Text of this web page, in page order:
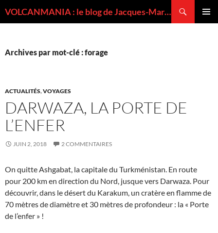
VOLCANMANIA : le blog de Jacques-Marie BARDINTZEFF, volcanologue
Archives par mot-clé : forage
ACTUALITÉS,VOYAGES
DARWAZA, LA PORTE DE
L’ENFER
JUIN 2, 2018 2 COMMENTAIRES
On quitte Ashgabat, la capitale du Turkménistan. En route
pour 200 km en direction du Nord, jusque vers Darwaza. Pour
découvrir, dans le désert du Karakum, un cratère en flamme de
70 mètres de diamètre et 30 mètres de profondeur : la « Porte
de l’enfer » !